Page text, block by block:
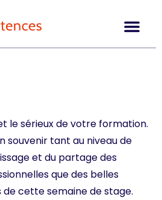
le sérieux de votre formation.
souvenir tant au niveau de
et du partage des
que des belles
cette semaine de stage.